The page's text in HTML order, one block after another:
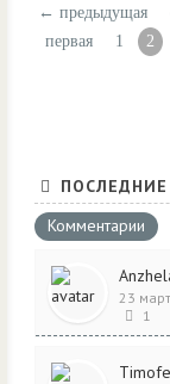
← предыдущая
первая
1 2
ПОСЛЕДНИЕ
Комментарии
23
1